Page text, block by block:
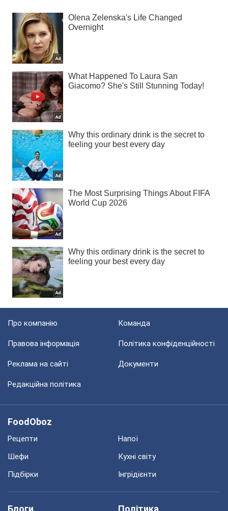
Про компанію Команда
Правова інформація Політика конфіденційності
Реклама на сайті Документи
Редакційна політика
FoodOboz
Рецепти
Напої
Шефи
Кухні світу
Підбірки
Інгрідієнти